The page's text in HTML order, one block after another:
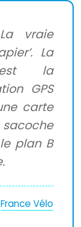
vraie
La
est la
GPS
carte
sacoche
plan B
France Vélo